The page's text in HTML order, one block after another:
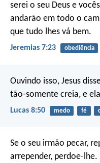
serei o seu Deus e
andarão em todo o
que tudo lhes vá bem.
Jeremias 7:23 obediência
Ouvindo isso, Jesus
tão-somente creia, e
Lucas 8:50 medo fé
Se o seu irmão pecar,
arrepender, perdoe-lhe.